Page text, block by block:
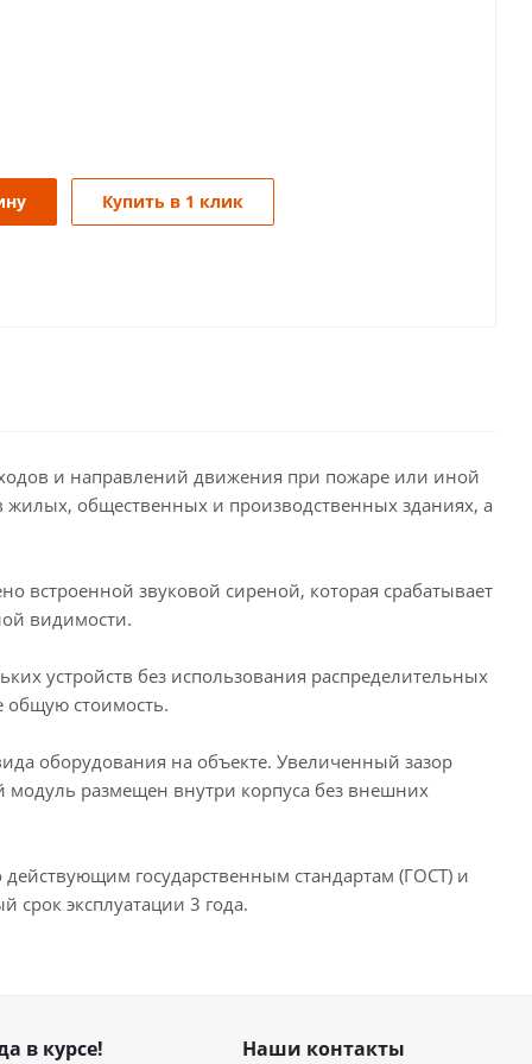
Купить в 1 клик
и направлений движения при пожаре или иной
жилых, общественных и производственных зданиях, а
встроенной звуковой сиреной, которая срабатывает
видимости.
устройств без использования распределительных
общую стоимость.
оборудования на объекте. Увеличенный зазор
модуль размещен внутри корпуса без внешних
государственным стандартам (ГОСТ) и
срок эксплуатации 3 года.
в курсе! Наши контакты